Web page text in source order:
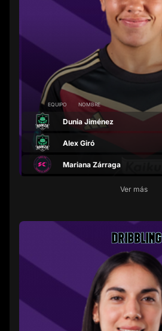
EQUIPO NOMBRE
Dunia Jiménez
Alex Giró
Mariana Zárraga
Ver más
DRIBBLING